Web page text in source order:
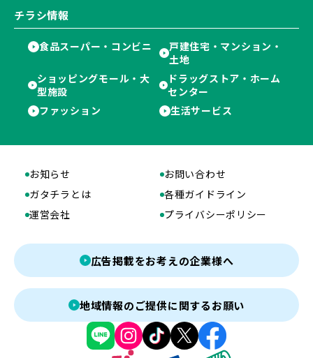
チラシ情報
食品スーパー・コンビニ
戸建住宅・マンション・
土地
ショッピングモール・大
型施設
ドラッグストア・ホーム
センター
ファッション
生活サービス
お知らせ
お問い合わせ
ガタチラとは
各種ガイドライン
運営会社
プライバシーポリシー
広告掲載をお考えの企業様へ
地域情報のご提供に関するお願い